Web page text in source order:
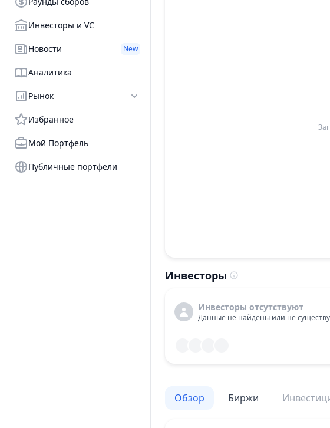
Инвесторы и VC
Новости New
Аналитика
Рынок
Избранное
Мой Портфель
Публичные портфели
Инвесторы
Инвесторы отсутствуют
Данные не найдены или не
Обзор Биржи